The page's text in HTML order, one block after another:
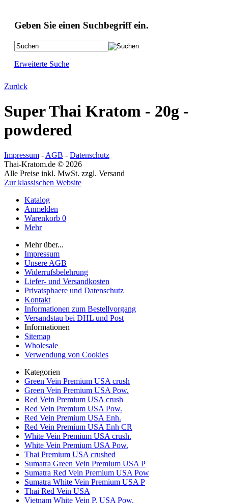
Geben Sie einen Suchbegriff ein.
Erweiterte Suche
Zurück
Super Thai Kratom - 20g -
powdered
Impressum - AGB - Datenschutz
Thai-Kratom.de © 2026
Alle Preise inkl. MwSt. zzgl. Versand
Zur klassischen Website
Katalog
Anmelden
Warenkorb 0
Mehr
Mehr über...
Impressum
Unsere AGB
Widerrufsbelehrung
Liefer- und Versandkosten
Privatsphaere und Datenschutz
Kontakt
Informationen zum Bestellvorgang
Versandstau bei DHL und Post
Informationen
Sitemap
Wholesale
Verwendung von Cookies
Kategorien
Green Vein Premium USA crush
Green Vein Premium USA Pow.
Red Vein Premium USA crush
Red Vein Premium USA Pow.
Red Vein Premium USA Enh.
Red Vein Premium USA Enh CR
White Vein Premium USA crush.
White Vein Premium USA Pow.
Thai Premium USA crushed
Sumatra Green Vein Premium USA P
Sumatra Red Vein Premium USA Pow
Sumatra White Vein Premium USA P
Thai Red Vein USA
Vietnam White Vein P. USA Pow.